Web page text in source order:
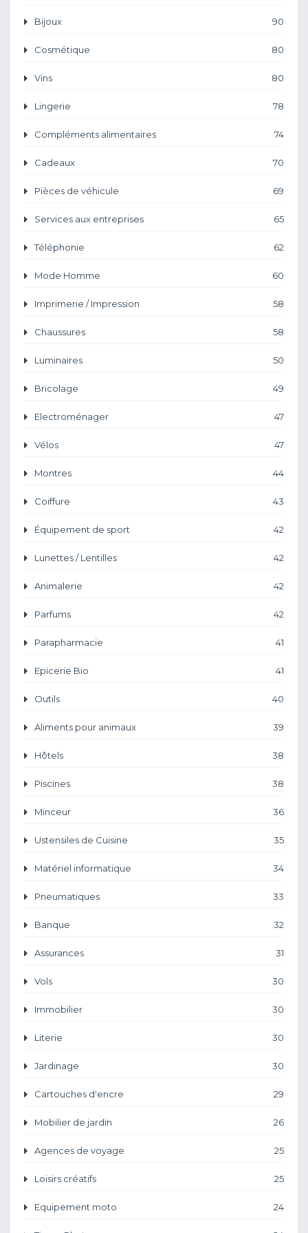
Bijoux 90
Cosmétique 80
Vins 80
Lingerie 78
Compléments alimentaires 74
Cadeaux 70
Pièces de véhicule 69
Services aux entreprises 65
Téléphonie 62
Mode Homme 60
Imprimerie / Impression 58
Chaussures 58
Luminaires 50
Bricolage 49
Electroménager 47
Vélos 47
Montres 44
Coiffure 43
Équipement de sport 42
Lunettes / Lentilles 42
Animalerie 42
Parfums 42
Parapharmacie 41
Epicerie Bio 41
Outils 40
Aliments pour animaux 39
Hôtels 38
Piscines 38
Minceur 36
Ustensiles de Cuisine 35
Matériel informatique 34
Pneumatiques 33
Banque 32
Assurances 31
Vols 30
Immobilier 30
Literie 30
Jardinage 30
Cartouches d'encre 29
Mobilier de jardin 26
Agences de voyage 25
Loisirs créatifs 25
Equipement moto 24